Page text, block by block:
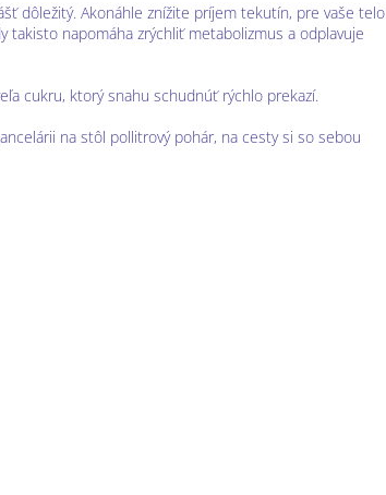
dôležitý. Akonáhle znížite príjem tekutín, pre vaše telo
napomáha zrýchliť metabolizmus a odplavuje
cukru, ktorý snahu schudnúť rýchlo prekazí.
na stôl pollitrový pohár, na cesty si so sebou